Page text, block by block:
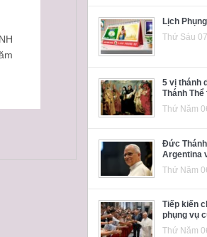
Lịch
Thứ Sáu
5 vị thánh
Thánh
Thứ Năm
Đức
Argentina
Thứ Năm
Tiếp kiến
phụng vụ
Thứ Năm